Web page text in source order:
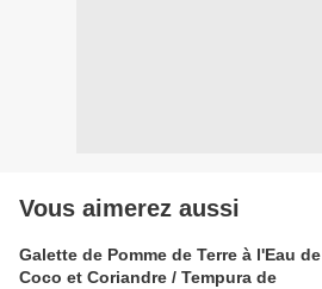
Vous aimerez aussi
Galette de Pomme de Terre à l'Eau de
Coco et Coriandre / Tempura de